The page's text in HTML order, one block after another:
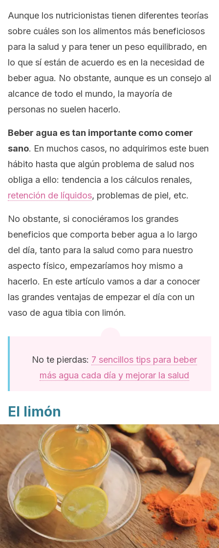
Aunque los nutricionistas tienen diferentes teorías
sobre cuáles son los alimentos más beneficiosos
para la salud y para tener un peso equilibrado, en
lo que sí están de acuerdo es en la necesidad de
beber agua. No obstante, aunque es un consejo al
alcance de todo el mundo, la mayoría de
personas no suelen hacerlo.
Beber agua es tan importante como comer
sano. En muchos casos, no adquirimos este buen
hábito hasta que algún problema de salud nos
obliga a ello: tendencia a los cálculos renales,
retención de líquidos, problemas de piel, etc.
No obstante, si conociéramos los grandes
beneficios que comporta beber agua a lo largo
del día, tanto para la salud como para nuestro
aspecto físico, empezaríamos hoy mismo a
hacerlo. En este artículo vamos a dar a conocer
las grandes ventajas de empezar el día con un
vaso de agua tibia con limón.
No te pierdas: 7 sencillos tips para beber
más agua cada día y mejorar la salud
El limón